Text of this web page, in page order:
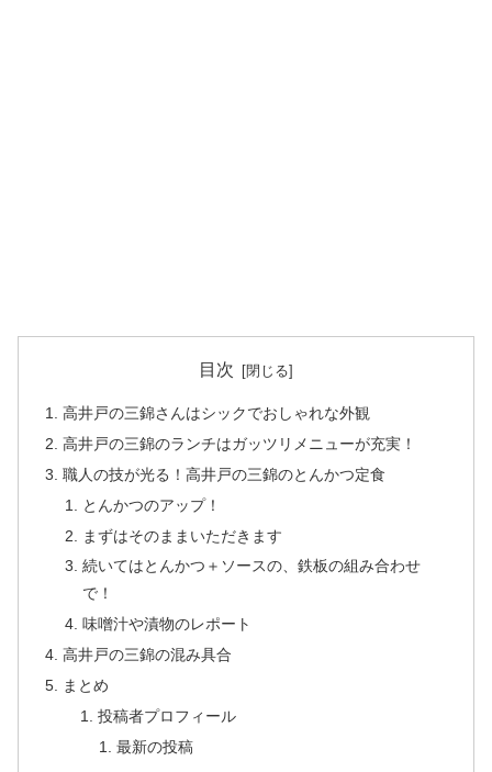
目次
高井戸の三錦さんはシックでおしゃれな外観
高井戸の三錦のランチはガッツリメニューが充実！
職人の技が光る！高井戸の三錦のとんかつ定食
とんかつのアップ！
まずはそのままいただきます
続いてはとんかつ＋ソースの、鉄板の組み合わせ
で！
味噌汁や漬物のレポート
高井戸の三錦の混み具合
まとめ
投稿者プロフィール
最新の投稿